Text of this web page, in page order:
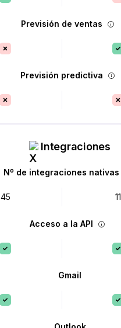
Previsión de ventas
Previsión predictiva
Integraciones
Nº de integraciones nativas
45 11
Acceso a la API
Gmail